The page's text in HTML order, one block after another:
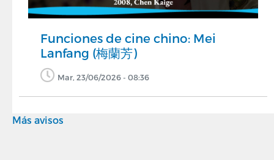
Funciones de cine chino: Mei
Lanfang (梅蘭芳)
Mar, 23/06/2026 - 08:36
Más avisos